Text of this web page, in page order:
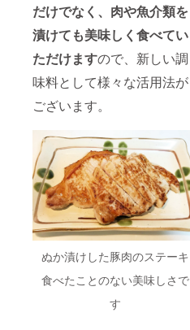
だけでなく、肉や魚介類を
漬けても美味しく食べてい
ただけますので、新しい調
味料として様々な活用法が
ございます。
ぬか漬けした豚肉のステーキ
食べたことのない美味しさで
す